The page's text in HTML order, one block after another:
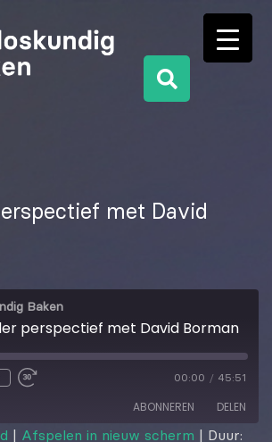
met David
Baken
perspectief met David Borman
00:00 / 45:51
ABONNEREN DELEN
| Afspelen in nieuw scherm | Duur: